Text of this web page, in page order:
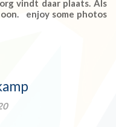
vindt daar plaats. Als
enjoy some photos